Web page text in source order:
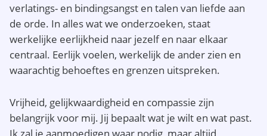
verlatings- en bindingsangst en talen van liefde aan
de orde. In alles wat we onderzoeken, staat
werkelijke eerlijkheid naar jezelf en naar elkaar
centraal. Eerlijk voelen, werkelijk de ander zien en
waarachtig behoeftes en grenzen uitspreken.
Vrijheid, gelijkwaardigheid en compassie zijn
belangrijk voor mij. Jij bepaalt wat je wilt en wat past.